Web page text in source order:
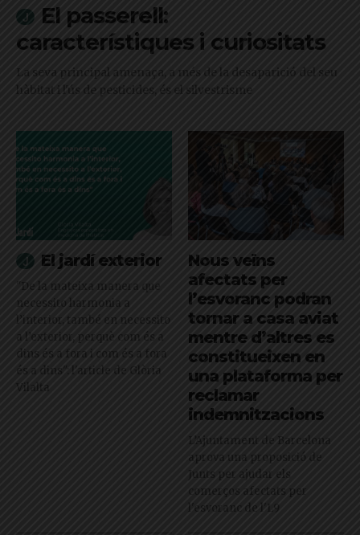
El passerell:
característiques i curiositats
La seva principal amenaça, a més de la desaparició del seu
hàbitat i l'ús de pesticides, és el silvestrisme
El jardí exterior
"De la mateixa manera que
necessito harmonia a
l’interior, també en necessito
a l’exterior, perquè com és a
dins és a fora i com és a fora
és a dins": l'article de Glòria
Vilalta
Nous veïns
afectats per
l’esvoranc podran
tornar a casa aviat
mentre d’altres es
constitueixen en
una plataforma per
reclamar
indemnitzacions
L’Ajuntament de Barcelona
aprova una proposició de
Junts per ajudar els
comerços afectats per
l'esvoranc de l'L9